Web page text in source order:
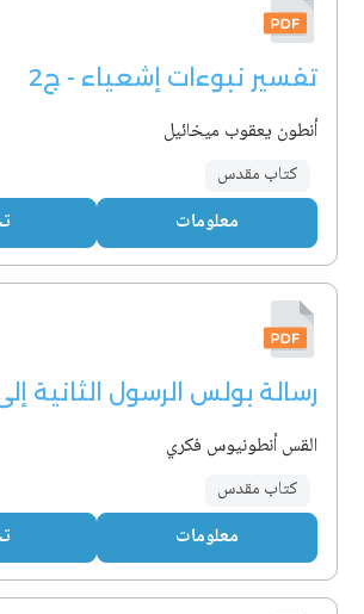
تفسير نبوءات إشعياء - ج2
أنطون يعقوب ميخائيل
كتاب مقدس
معلومات
رسالة بولس الرسول الثانية
القس أنطونيوس فكري
كتاب مقدس
معلومات